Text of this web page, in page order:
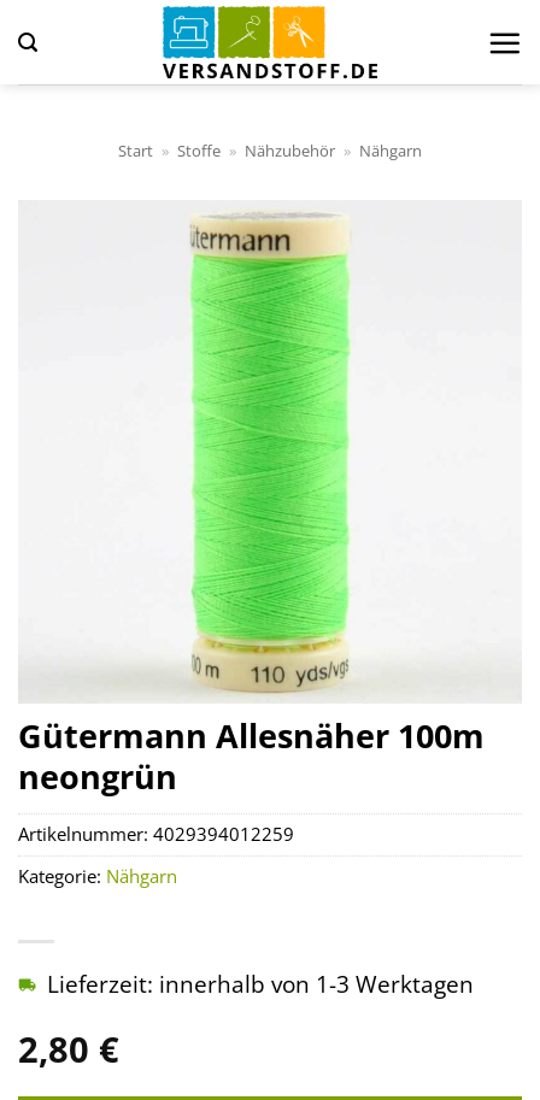
Inhalt
springen
Start » Stoffe » Nähzubehör » Nähgarn
Gütermann Allesnäher 100m
neongrün
2,80 €
Lieferzeit: innerhalb von 1-3 Werktagen
Artikelnummer: 4029394012259
Kategorie: Nähgarn